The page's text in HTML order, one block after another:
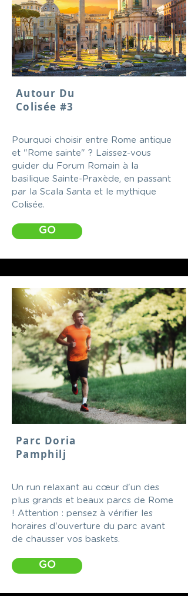
Autour Du
Colisée #3
Pourquoi choisir entre Rome antique
et "Rome sainte" ? Laissez-vous
guider du Forum Romain à la
basilique Sainte-Praxède, en passant
par la Scala Santa et le mythique
Colisée.
GO
Parc Doria
Pamphilj
Un run relaxant au cœur d'un des
plus grands et beaux parcs de Rome
! Attention : pensez à vérifier les
horaires d'ouverture du parc avant
de chausser vos baskets.
GO